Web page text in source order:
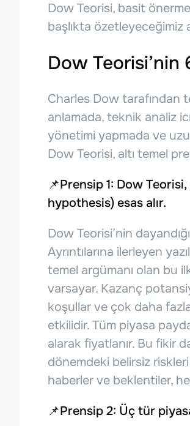
Dow Teorisi, basit
başlıkta özetleyeceğimiz
Dow
Charles Dow tarafından
anlamada, teknik analiz
yönetimi yapmada ve
Dow Teorisi, altı temel
📌Prensip 1: Dow
hypothesis) esas alır.
Dow Teorisi’nin
Ayrıntılarına ilerleyen
temel argümanı olan bu
varsayar. Kazanç
koşullar ve çok daha
etkilidir. Tüm piyasa
alarak fiyatlanır. Bu fikir
dönemdeki belirsiz
haberler ve beklentiler,
📌Prensip 2: Üç tür